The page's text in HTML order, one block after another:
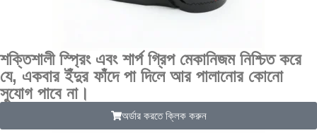
শক্তিশালী স্প্রিং এবং শার্প গ্রিপ মেকানিজম নিশ্চিত করে
যে, একবার ইঁদুর ফাঁদে পা দিলে আর পালানোর কোনো
সুযোগ পাবে না।
অর্ডার করতে ক্লিক করুন